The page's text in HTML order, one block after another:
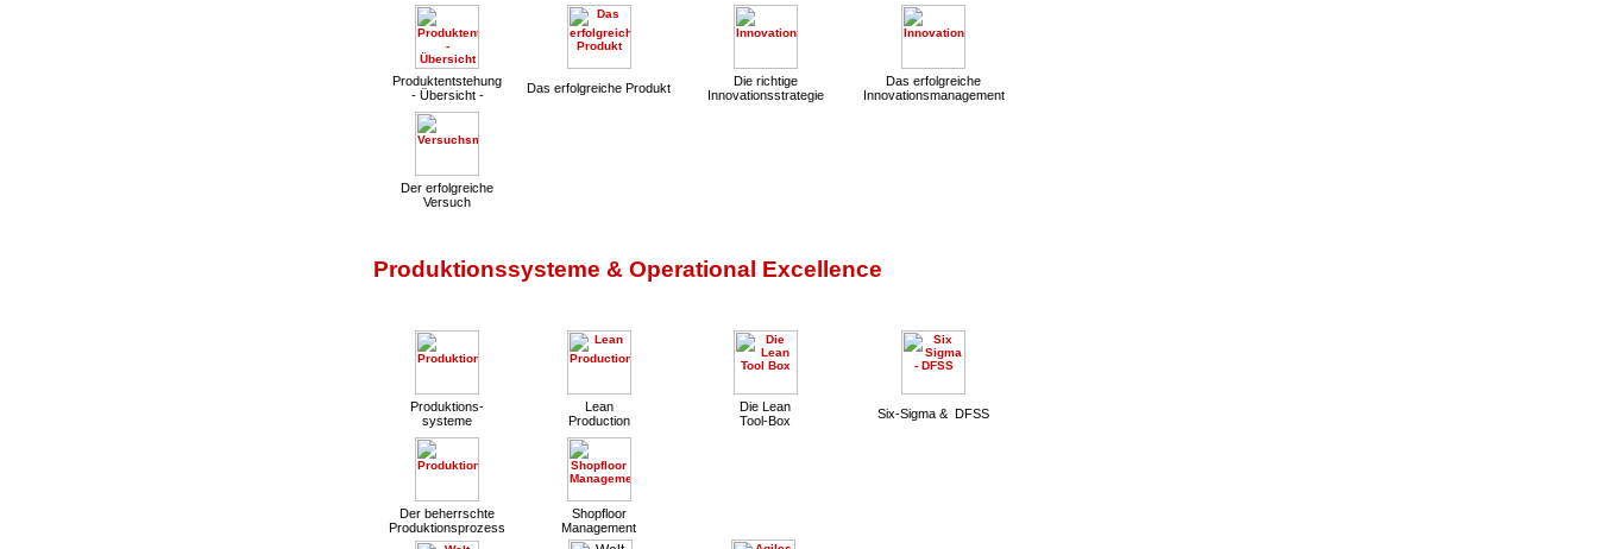
Produktentstehung
- Übersicht -
Das erfolgreiche Produkt
Die richtige
Innovationsstrategie
Das erfolgreiche
Innovationsmanagement
Der erfolgreiche
Versuch
Produktionssysteme & Operational Excellence
Produktions-
systeme
Lean
Production
Die Lean
Tool-Box
Six-Sigma & DFSS
Der beherrschte
Produktionsprozess
Shopfloor
Management